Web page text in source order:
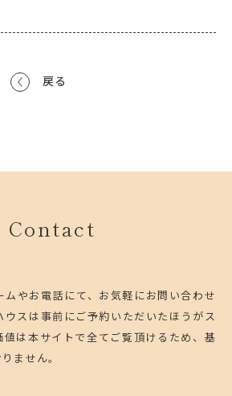
戻る
Contact
ムやお電話にて、お気軽にお問い合わせ
ウスは事前にご予約いただいたほうがス
値は本サイトで全てご覧頂けるため、基
ません。